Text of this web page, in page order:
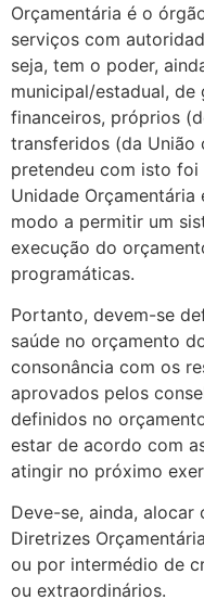
Orçamentária é o
serviços com
seja, tem o poder,
municipal/estadual,
financeiros, próprios
transferidos (da União
pretendeu com isto
Unidade
modo a permitir um
execução do
programáticas.
Portanto, devem-se
saúde no orçamento
consonância com os
aprovados pelos
definidos no
estar de acordo com
atingir no próximo
Deve-se, ainda,
Diretrizes
ou por intermédio de
ou extraordinários.